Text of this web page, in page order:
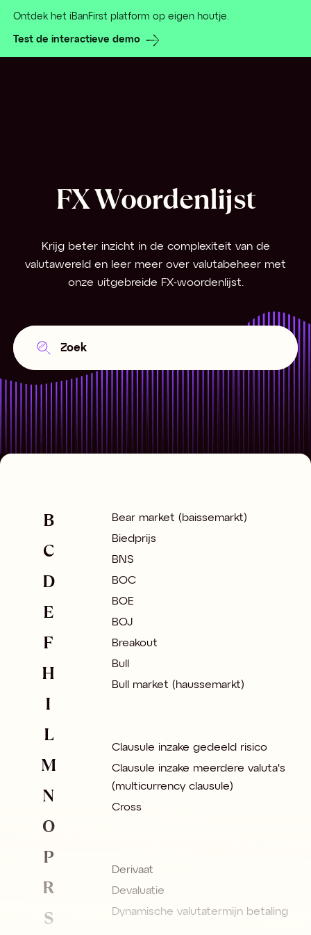
Ontdek het iBanFirst platform op eigen houtje.
Test de interactieve demo
FX Woordenlijst
Krijg beter inzicht in de complexiteit van de
valutawereld en leer meer over valutabeheer met
onze uitgebreide FX-woordenlijst.
B
C
D
E
F
H
I
L
M
N
O
P
R
S
Bear market (baissemarkt)
Biedprijs
BNS
BOC
BOE
BOJ
Breakout
Bull
Bull market (haussemarkt)
Clausule inzake gedeeld risico
Clausule inzake meerdere valuta's
(multicurrency clausule)
Cross
Derivaat
Devaluatie
Dynamische valutatermijn betaling